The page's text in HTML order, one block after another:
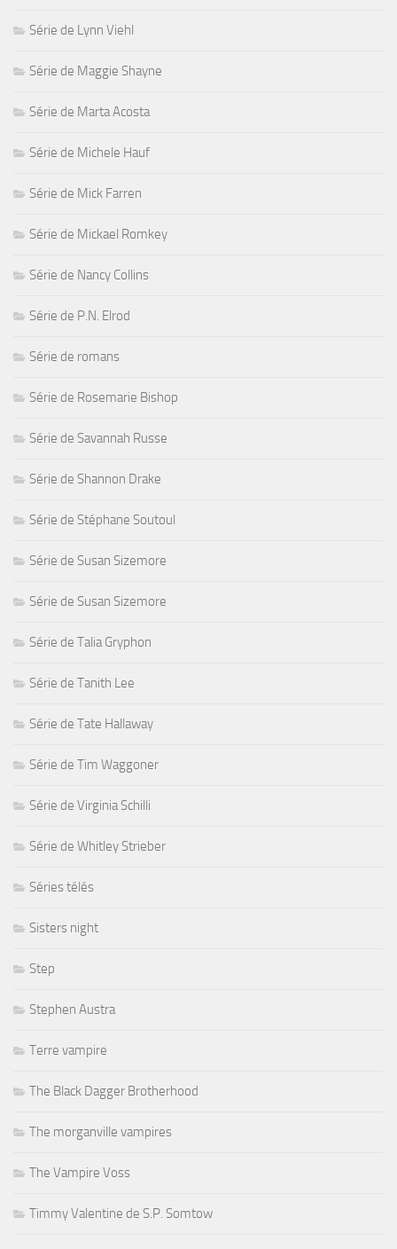
Série de Lynn Viehl
Série de Maggie Shayne
Série de Marta Acosta
Série de Michele Hauf
Série de Mick Farren
Série de Mickael Romkey
Série de Nancy Collins
Série de P.N. Elrod
Série de romans
Série de Rosemarie Bishop
Série de Savannah Russe
Série de Shannon Drake
Série de Stéphane Soutoul
Série de Susan Sizemore
Série de Susan Sizemore
Série de Talia Gryphon
Série de Tanith Lee
Série de Tate Hallaway
Série de Tim Waggoner
Série de Virginia Schilli
Série de Whitley Strieber
Séries télés
Sisters night
Step
Stephen Austra
Terre vampire
The Black Dagger Brotherhood
The morganville vampires
The Vampire Voss
Timmy Valentine de S.P. Somtow